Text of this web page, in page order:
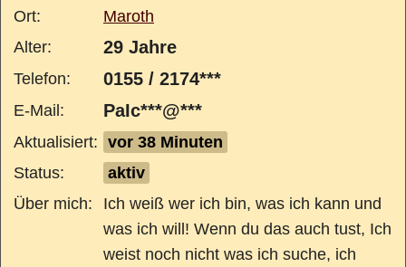
Ort:
Maroth
Alter:
29 Jahre
Telefon: 0155 / 2174***
E-Mail: PaIc***@***
Aktualisiert: vor 38 Minuten
Status:
aktiv
Über mich:
Ich weiß wer ich bin, was ich kann und
was ich will! Wenn du das auch tust, Ich
weist noch nicht was ich suche, ich